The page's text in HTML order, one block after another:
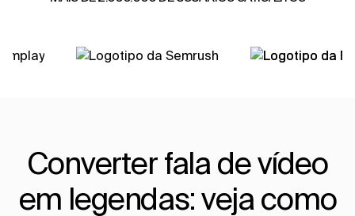
Converter fala de vídeo
em legendas: veja como